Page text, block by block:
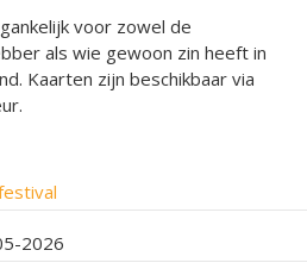
voor zowel de
als wie gewoon zin heeft in
Kaarten zijn beschikbaar via
2026